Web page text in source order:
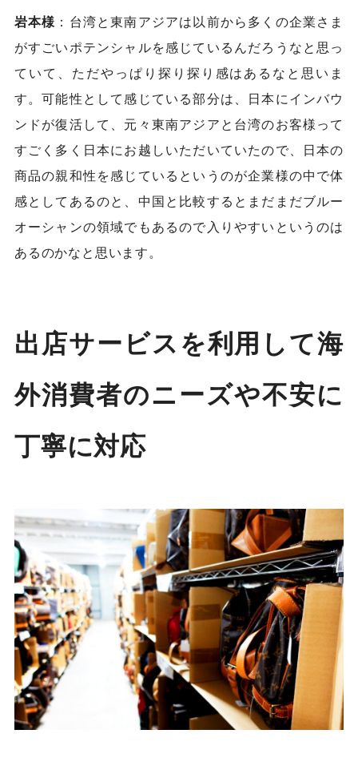
岩本様 ：台湾と東南アジアは以前から多くの企業さま
がすごいポテンシャルを感じているんだろうなと思っ
ていて、ただやっぱり探り探り感はあるなと思いま
す。可能性として感じている部分は、日本にインバウ
ンドが復活して、元々東南アジアと台湾のお客様って
すごく多く日本にお越しいただいていたので、日本の
商品の親和性を感じているというのが企業様の中で体
感としてあるのと、中国と比較するとまだまだブルー
オーシャンの領域でもあるので入りやすいというのは
あるのかなと思います。
出店サービスを利用して海
外消費者のニーズや不安に
丁寧に対応